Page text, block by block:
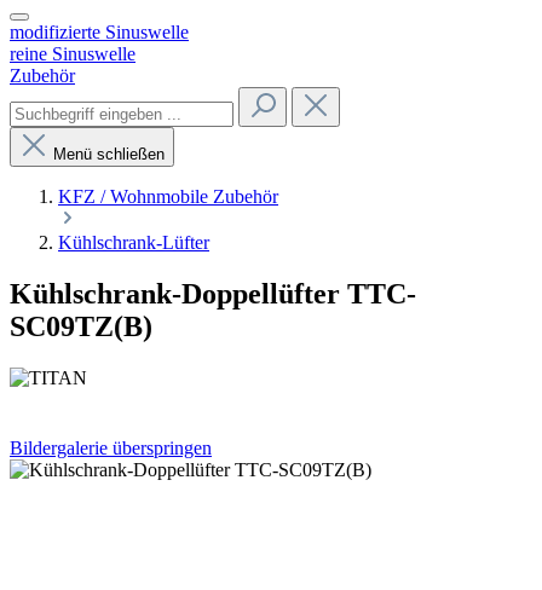
modifizierte Sinuswelle
reine Sinuswelle
Zubehör
Menü schließen
KFZ / Wohnmobile Zubehör
Kühlschrank-Lüfter
Kühlschrank-Doppellüfter TTC-
SC09TZ(B)
Bildergalerie überspringen